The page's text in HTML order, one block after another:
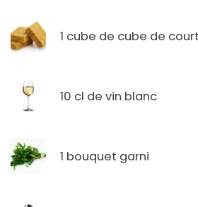
1 cube de cube de
10 cl de vin blanc
1 bouquet garni